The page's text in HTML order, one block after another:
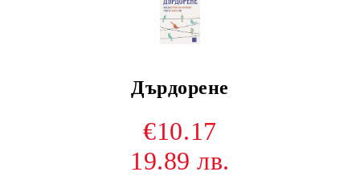
Дърдорене
€10.17
19.89 лв.